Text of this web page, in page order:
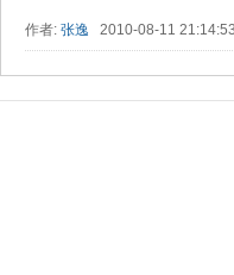
作者: 张逸 2010-08-11